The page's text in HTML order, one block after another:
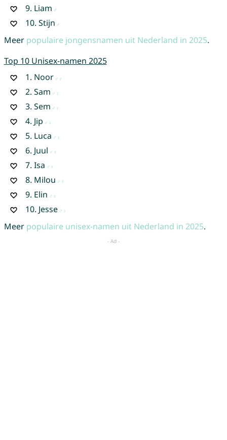
9. Liam
10. Stijn
Meer populaire jongensnamen uit Nederland in 2025.
Top 10 Unisex-namen 2025
1. Noor
2. Sam
3. Sem
4. Jip
5. Luca
6. Juul
7. Isa
8. Milou
9. Elin
10. Jesse
Meer populaire unisex-namen uit Nederland in 2025.